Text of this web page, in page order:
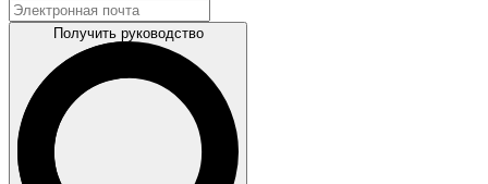
Получить руководство